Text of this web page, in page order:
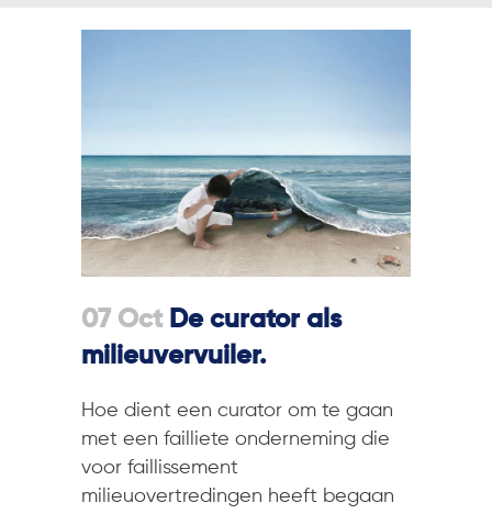
07 Oct De curator als
milieuvervuiler.
Hoe dient een curator om te gaan
met een failliete onderneming die
voor faillissement
milieuovertredingen heeft begaan